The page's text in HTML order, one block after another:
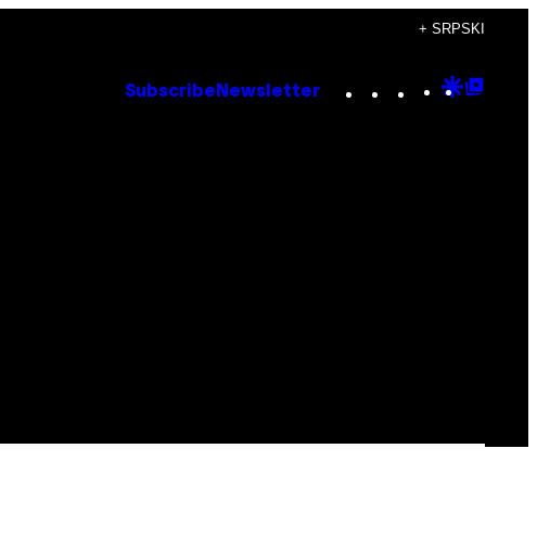
+ SRPSKI
Subscribe Newsletter Instagram
TikTok
YouTube
Google